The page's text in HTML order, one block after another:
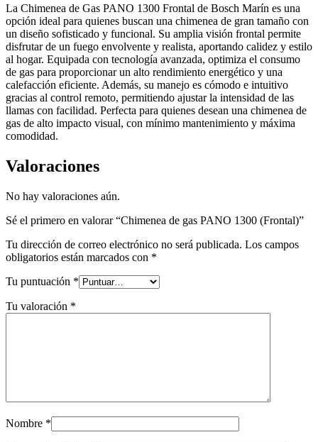
La Chimenea de Gas PANO 1300 Frontal de Bosch Marín es una
opción ideal para quienes buscan una chimenea de gran tamaño con
un diseño sofisticado y funcional. Su amplia visión frontal permite
disfrutar de un fuego envolvente y realista, aportando calidez y estilo
al hogar. Equipada con tecnología avanzada, optimiza el consumo
de gas para proporcionar un alto rendimiento energético y una
calefacción eficiente. Además, su manejo es cómodo e intuitivo
gracias al control remoto, permitiendo ajustar la intensidad de las
llamas con facilidad. Perfecta para quienes desean una chimenea de
gas de alto impacto visual, con mínimo mantenimiento y máxima
comodidad.
Valoraciones
No hay valoraciones aún.
Sé el primero en valorar “Chimenea de gas PANO 1300 (Frontal)”
Tu dirección de correo electrónico no será publicada. Los campos
obligatorios están marcados con *
Tu puntuación *
Tu valoración *
Nombre *